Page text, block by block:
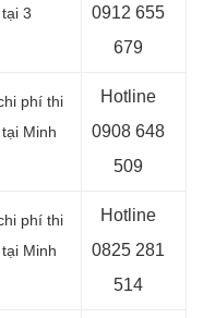
3
0912 655
679
phí thi
Minh
Hotline
0908 648
509
phí thi
Minh
Hotline
0825 281
514